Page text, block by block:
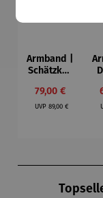
Armband |
Schätzken
Welterbe
Zollverein
Verkaufspreis:
79,00 €
UVPRegulärer Preis:
89,00 €